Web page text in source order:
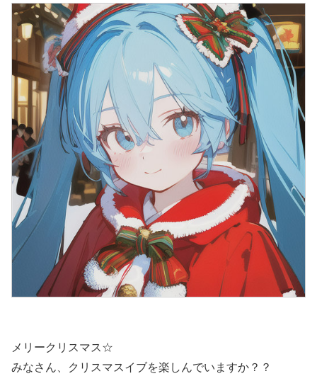
メリークリスマス☆
みなさん、クリスマスイブを楽しんでいますか？？